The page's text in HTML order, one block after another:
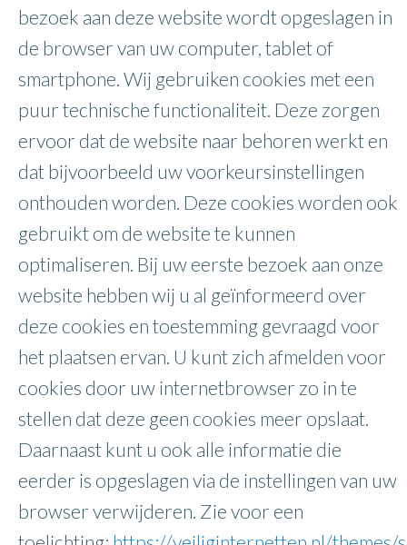
bezoek aan deze website wordt opgeslagen in
de browser van uw computer, tablet of
smartphone. Wij gebruiken cookies met een
puur technische functionaliteit. Deze zorgen
ervoor dat de website naar behoren werkt en
dat bijvoorbeeld uw voorkeursinstellingen
onthouden worden. Deze cookies worden ook
gebruikt om de website te kunnen
optimaliseren. Bij uw eerste bezoek aan onze
website hebben wij u al geïnformeerd over
deze cookies en toestemming gevraagd voor
het plaatsen ervan. U kunt zich afmelden voor
cookies door uw internetbrowser zo in te
stellen dat deze geen cookies meer opslaat.
Daarnaast kunt u ook alle informatie die
eerder is opgeslagen via de instellingen van uw
browser verwijderen. Zie voor een